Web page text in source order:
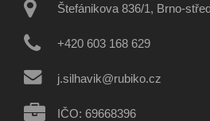
Štefánikova 836/1, Brno-
+420 603 168 629
j.silhavik@rubiko.cz
IČO: 69668396